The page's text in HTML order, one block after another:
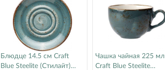
Блюдце 14.5 см Craft
Blue Steelite (Стилайт)
Чашка чайная 225 мл
Craft Blue Steelite